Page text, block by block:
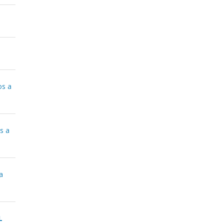
a
a